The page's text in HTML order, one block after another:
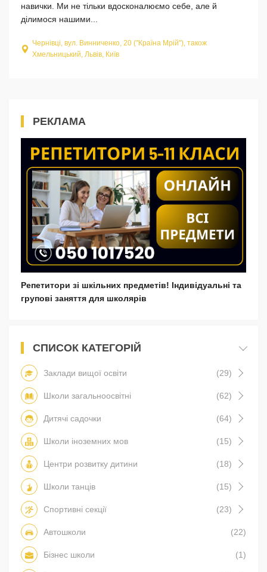
навички. Ми не тільки вдосконалюємо себе, але й
ділимося нашими...
Чернівці, вул. Винниченко, 20 ("Країна Мрій"), також
Хмельницький, Львів, Київ
СПИСОК КАТЕГОРІЙ
Заклади вищої освіти (29)
Школи загальноосвітні (62)
Дитячі садочки (64)
Школи іноземних мов (15)
Центри розвитку дитини (18)
Школи танців (15)
Спортивні секції (23)
Автошколи (22)
Бізнес школи (1)
РЕКЛАМА
Репетитори зі шкільних предметів! Індивідуальні та
групові заняття для школярів